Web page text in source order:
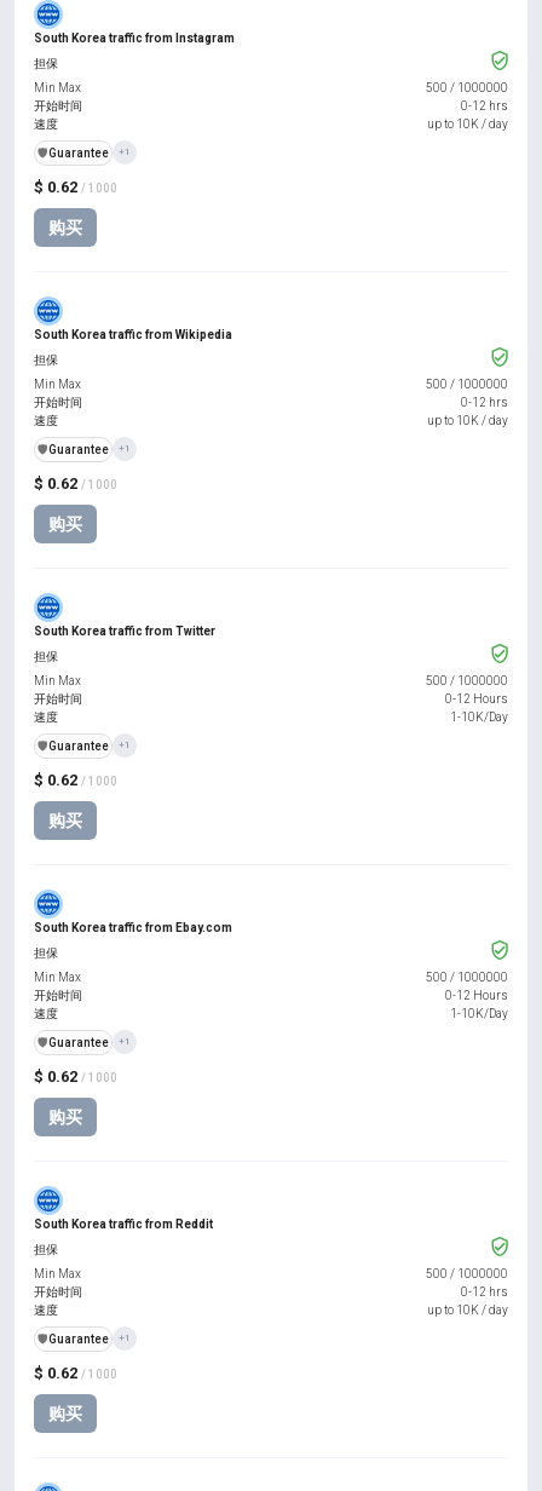
South Korea traffic from Instagram
$ 0.62 / 1000
购买
担保
Min Max
500 / 1000000
开始时间
0-12 hrs
速度
up to 10K / day
️🛡️Guarantee +1
South Korea traffic from Wikipedia
$ 0.62 / 1000
购买
担保
Min Max
500 / 1000000
开始时间
0-12 hrs
速度
up to 10K / day
️🛡️Guarantee +1
South Korea traffic from Twitter
$ 0.62 / 1000
购买
担保
Min Max
500 / 1000000
开始时间
0-12 Hours
速度
1-10K/Day
️🛡️Guarantee +1
South Korea traffic from Ebay.com
$ 0.62 / 1000
购买
担保
Min Max
500 / 1000000
开始时间
0-12 Hours
速度
1-10K/Day
️🛡️Guarantee +1
South Korea traffic from Reddit
$ 0.62 / 1000
购买
担保
Min Max
500 / 1000000
开始时间
0-12 hrs
速度
up to 10K / day
️🛡️Guarantee +1